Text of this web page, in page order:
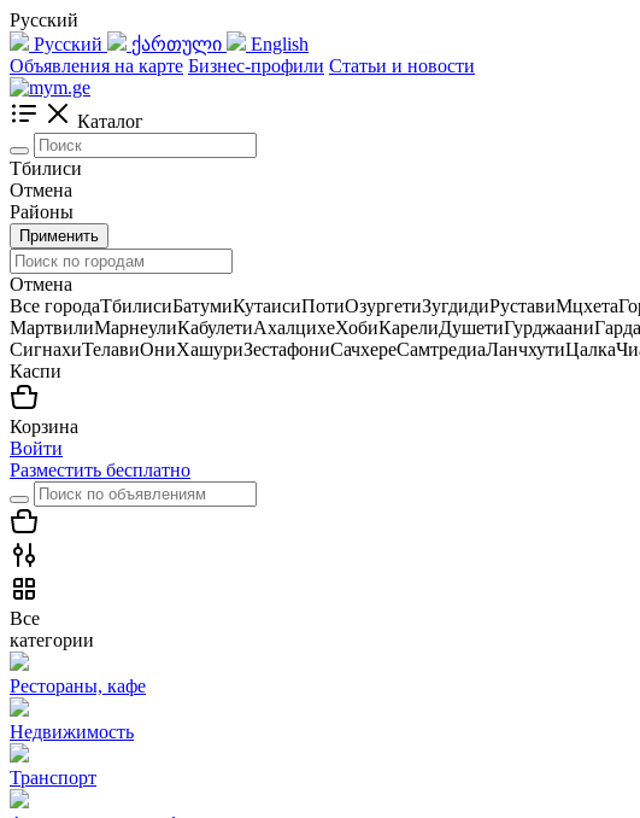
Русский
Русский
ქართული
English
Объявления на карте Бизнес-профили Статьи и новости
Каталог
Тбилиси
Отмена
Районы
Применить
Отмена
Все городаТбилисиБатумиКутаисиПотиОзургетиЗугдидиРуставиМцхета
МартвилиМарнеулиКабулетиАхалцихеХобиКарелиДушетиГурджаани
СигнахиТелавиОниХашуриЗестафониСачхереСамтредиаЛанчхутиЦалка
Каспи
Корзина
Войти
Разместить бесплатно
Все
категории
Рестораны, кафе
Недвижимость
Транспорт